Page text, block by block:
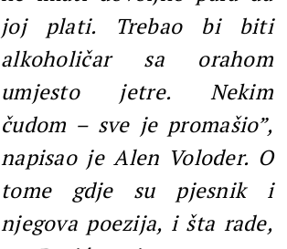
joj plati. Trebao bi biti
alkoholičar sa orahom
umjesto jetre. Nekim
čudom – sve je promašio”,
napisao je Alen Voloder. O
tome gdje su pjesnik i
njegova poezija, i šta rade,